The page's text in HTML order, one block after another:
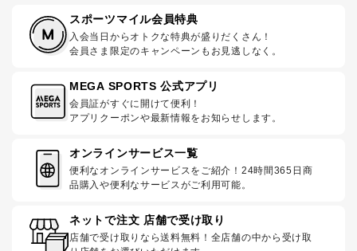
スポーツマイル会員特典
入会当日からオトクな特典が盛りだくさん！
会員さま限定のキャンペーンもお見逃しなく。
MEGA SPORTS 公式アプリ
会員証がすぐに開けて便利！
アプリクーポンや最新情報をお知らせします。
オンラインサービス一覧
便利なオンラインサービスをご紹介！24時間365日商
品購入や便利なサービスがご利用可能。
ネットで注文 店舗で受け取り
店舗で受け取りなら送料無料！全店舗の中から受け取